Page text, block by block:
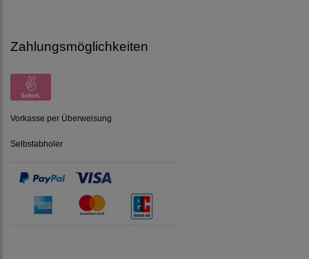
Zahlungsmöglichkeiten
Vorkasse per Überweisung
Selbstabholer